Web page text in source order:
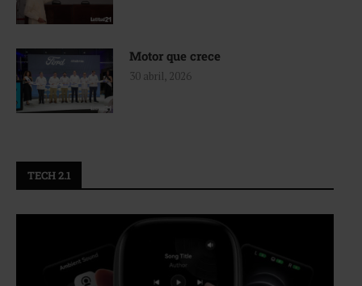
Motor que crece
30 abril, 2026
TECH 2.1